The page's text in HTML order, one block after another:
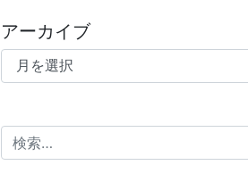
アーカイブ
アーカイブ
検索: